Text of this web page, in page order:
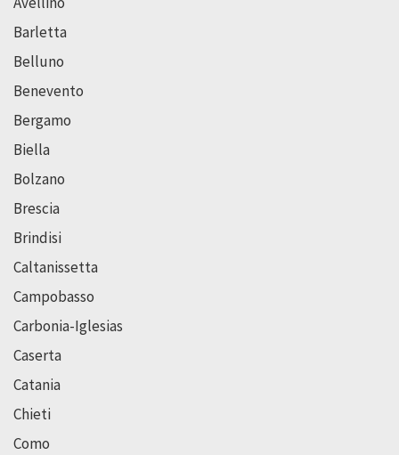
Barletta
Belluno
Benevento
Bergamo
Biella
Bolzano
Brescia
Brindisi
Caltanissetta
Campobasso
Carbonia-Iglesias
Caserta
Catania
Chieti
Como